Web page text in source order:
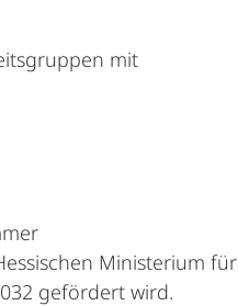
mit
Ministerium für
gefördert wird.